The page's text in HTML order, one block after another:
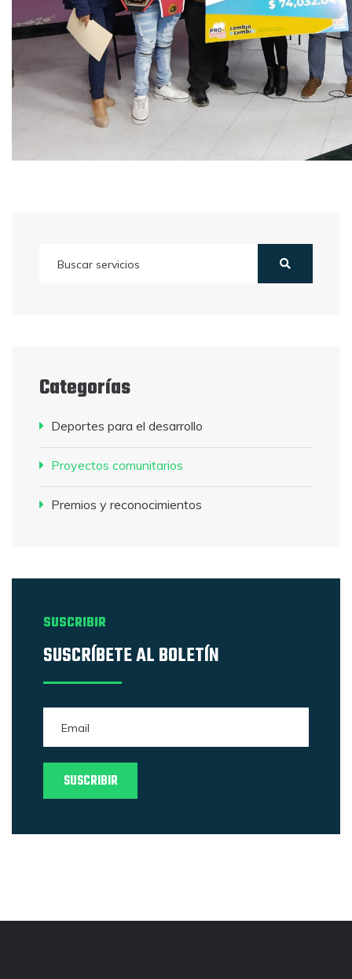
Categorías
Deportes para el desarrollo
Proyectos comunitarios
Premios y reconocimientos
SUSCRIBIR
SUSCRÍBETE AL BOLETÍN